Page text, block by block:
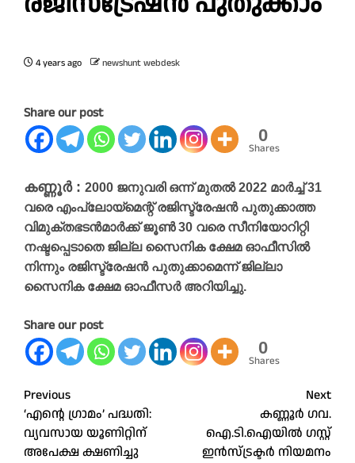
4 years ago newshunt webdesk
Share our post
0
Shares
കണ്ണൂർ : 2000 ജനുവരി ഒന്ന് മുതൽ 2022 മാർച്ച് 31
വരെ എംപ്ലോയ്മെന്റ് രജിസ്ട്രേഷൻ പുതുക്കാത്ത
വിമുക്തഭടൻമാർക്ക് ജൂൺ 30 വരെ സീനിയോറിറ്റി
നഷ്ടപ്പെടാതെ ജില്ല സൈനിക ക്ഷേമ ഓഫീസിൽ
നിന്നും രജിസ്ട്രേഷൻ പുതുക്കാമെന്ന് ജില്ലാ
സൈനിക ക്ഷേമ ഓഫീസർ അറിയിച്ചു.
Share our post
0
Shares
Post
navigation
Previous
‘എൻ്റെ ഗ്രാമം’ പദ്ധതി:
വ്യവസായ യൂണിറ്റിന്
അപേക്ഷ ക്ഷണിച്ചു
Next
കണ്ണൂർ ഗവ.
ഐ.ടി.ഐയിൽ ഗസ്റ്റ്
ഇൻസ്ട്രക്ടർ നിയമനം